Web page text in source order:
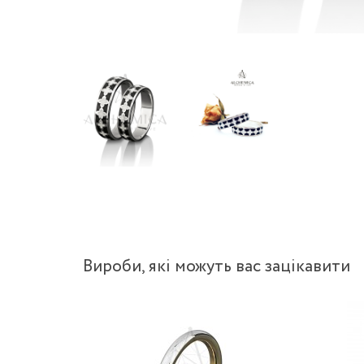
Вироби, якi можуть вас зацiкавити